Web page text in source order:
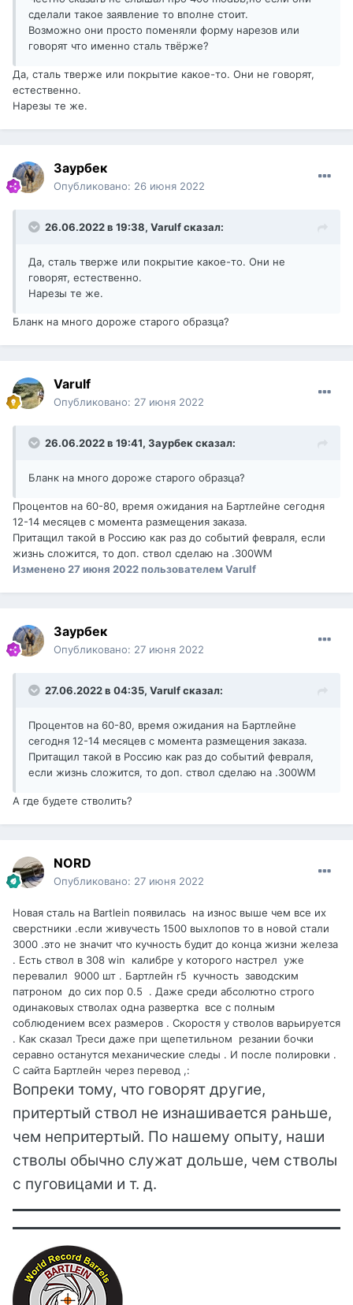
сделали такое заявление то вполне стоит.
Возможно они просто поменяли форму нарезов или
говорят что именно сталь твёрже?
Да, сталь тверже или покрытие какое-то. Они не говорят,
естественно.
Нарезы те же.
Заурбек
Опубликовано: 26 июня 2022
26.06.2022 в 19:38, Varulfсказал:
Да, сталь тверже или покрытие какое-то. Они не
говорят, естественно.
Нарезы те же.
Бланк на много дороже старого образца?
Varulf
Опубликовано: 27 июня 2022
26.06.2022 в 19:41, Заурбексказал:
Бланк на много дороже старого образца?
Процентов на 60-80, время ожидания на Бартлейне сегодня
12-14 месяцев с момента размещения заказа.
Притащил такой в Россию как раз до событий февраля, если
жизнь сложится, то доп. ствол сделаю на .300WM
Изменено27 июня 2022пользователем Varulf
Заурбек
Опубликовано: 27 июня 2022
27.06.2022 в 04:35, Varulfсказал:
Процентов на 60-80, время ожидания на Бартлейне
сегодня 12-14 месяцев с момента размещения заказа.
Притащил такой в Россию как раз до событий февраля,
если жизнь сложится, то доп. ствол сделаю на .300WM
А где будете стволить?
NORD
Опубликовано: 27 июня 2022
Новая сталь на Bartlein появилась на износ выше чем все их
сверстники .если живучесть 1500 выхлопов то в новой стали
3000 .это не значит что кучность будит до конца жизни железа
. Есть ствол в 308 win калибре у которого настрел уже
перевалил 9000 шт . Бартлейн r5 кучность заводским
патроном до сих пор 0.5 . Даже среди абсолютно строго
одинаковых стволах одна развертка все с полным
соблюдением всех размеров . Скоростя у стволов варьируется
. Как сказал Треси даже при щепетильном резании бочки
серавно останутся механические следы . И после полировки .
С сайта Бартлейн через перевод ,:
Вопреки тому, что говорят другие,
притертый ствол не изнашивается раньше,
чем непритертый. По нашему опыту, наши
стволы обычно служат дольше, чем стволы
с пуговицами и т. д.